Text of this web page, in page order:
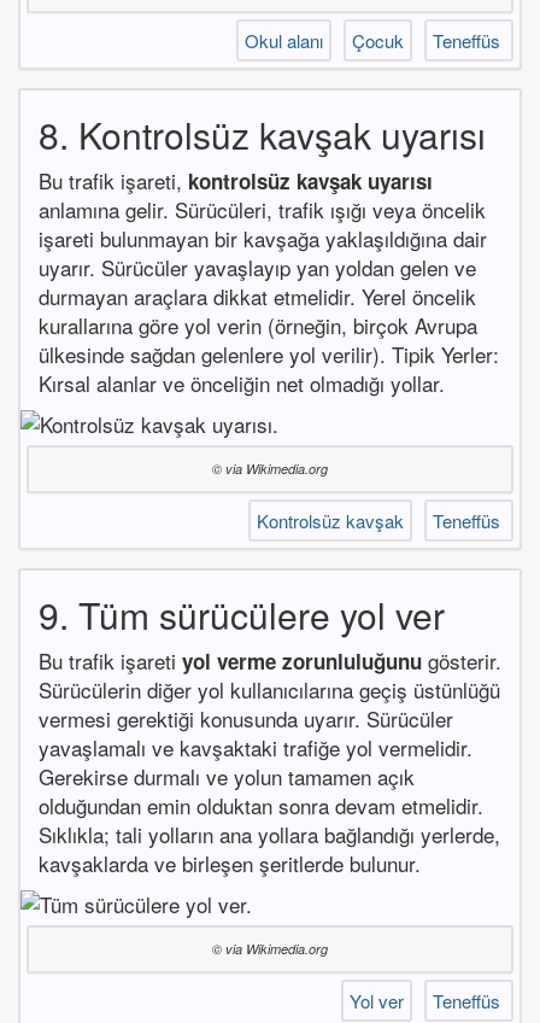
Okul alanı Çocuk Teneffüs
8. Kontrolsüz kavşak uyarısı
Bu trafik işareti, kontrolsüz kavşak uyarısı
anlamına gelir. Sürücüleri, trafik ışığı veya öncelik
işareti bulunmayan bir kavşağa yaklaşıldığına dair
uyarır. Sürücüler yavaşlayıp yan yoldan gelen ve
durmayan araçlara dikkat etmelidir. Yerel öncelik
kurallarına göre yol verin (örneğin, birçok Avrupa
ülkesinde sağdan gelenlere yol verilir). Tipik Yerler:
Kırsal alanlar ve önceliğin net olmadığı yollar.
© via Wikimedia.org
Kontrolsüz kavşak Teneffüs
9. Tüm sürücülere yol ver
Bu trafik işareti yol verme zorunluluğunu gösterir.
Sürücülerin diğer yol kullanıcılarına geçiş üstünlüğü
vermesi gerektiği konusunda uyarır. Sürücüler
yavaşlamalı ve kavşaktaki trafiğe yol vermelidir.
Gerekirse durmalı ve yolun tamamen açık
olduğundan emin olduktan sonra devam etmelidir.
Sıklıkla; tali yolların ana yollara bağlandığı yerlerde,
kavşaklarda ve birleşen şeritlerde bulunur.
© via Wikimedia.org
Yol ver Teneffüs